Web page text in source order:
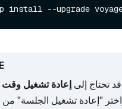
إعادة تشغيل وقت
"إعادة تشغيل الجلسة" من